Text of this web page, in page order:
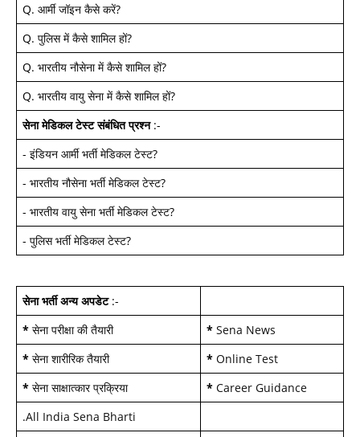
Q. आर्मी जॉइन कैसे करें?
Q. पुलिस में कैसे शामिल हों?
Q. भारतीय नौसेना में कैसे शामिल हों?
Q. भारतीय वायु सेना में कैसे शामिल हों?
सेना मेडिकल टेस्ट संबंधित प्रश्न:-
- इंडियन आर्मी भर्ती मेडिकल टेस्ट?
- भारतीय नौसेना भर्ती मेडिकल टेस्ट?
- भारतीय वायु सेना भर्ती मेडिकल टेस्ट?
- पुलिस भर्ती मेडिकल टेस्ट?
सेना भर्ती अन्य अपडेट:-
* सेना परीक्षा की तैयारी * Sena News
* सेना शारीरिक तैयारी * Online Test
* सेना साक्षात्कार प्रक्रिया * Career Guidance
.All India Sena Bharti